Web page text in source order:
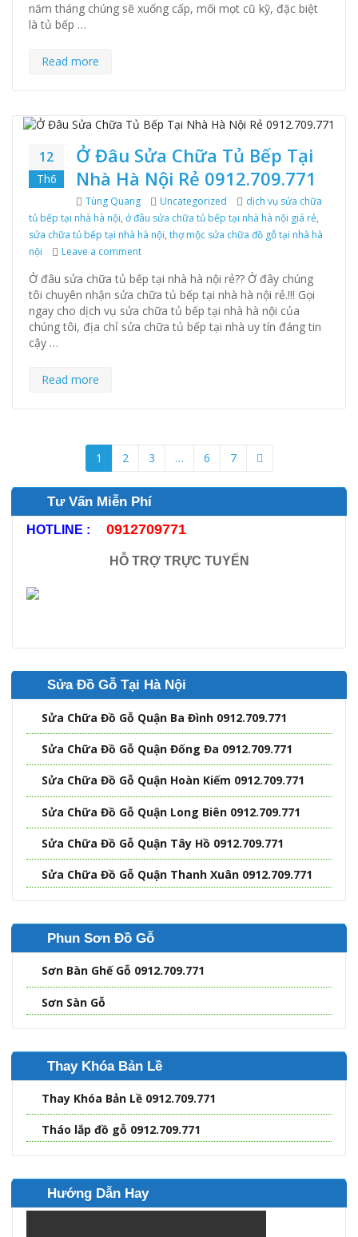
năm tháng chúng sẽ xuống cấp, mối mọt cũ kỹ, đặc biệt
là tủ bếp …
Read more
12
Th6
Ở Đâu Sửa Chữa Tủ Bếp Tại
Nhà Hà Nội Rẻ 0912.709.771
Author
Tùng Quang Categories
Uncategorized Tags
dịch vụ sửa chữa
tủ bếp tại nhà hà nội, ở đâu sửa chữa tủ bếp tại nhà hà nội giá rẻ,
sửa chữa tủ bếp tại nhà hà nội, thợ mộc sửa chữa đồ gỗ tại nhà hà
nội
Leave a comment
Ở đâu sửa chữa tủ bếp tại nhà hà nội rẻ?? Ở đây chúng
tôi chuyên nhận sửa chữa tủ bếp tại nhà hà nội rẻ.!!! Gọi
ngay cho dịch vụ sửa chữa tủ bếp tại nhà hà nội của
chúng tôi, địa chỉ sửa chữa tủ bếp tại nhà uy tín đáng tin
cậy …
Read more
1 2 3 … 6 7
Tư Vấn Miễn Phí
HOTLINE : 0912709771
HỖ TRỢ TRỰC TUYẾN
Sửa Đồ Gỗ Tại Hà Nội
Sửa Chữa Đồ Gỗ Quận Ba Đình 0912.709.771
Sửa Chữa Đồ Gỗ Quận Đống Đa 0912.709.771
Sửa Chữa Đồ Gỗ Quận Hoàn Kiếm 0912.709.771
Sửa Chữa Đồ Gỗ Quận Long Biên 0912.709.771
Sửa Chữa Đồ Gỗ Quận Tây Hồ 0912.709.771
Sửa Chữa Đồ Gỗ Quận Thanh Xuân 0912.709.771
Phun Sơn Đồ Gỗ
Sơn Bàn Ghế Gỗ 0912.709.771
Sơn Sàn Gỗ
Thay Khóa Bản Lề
Thay Khóa Bản Lề 0912.709.771
Tháo lắp đồ gỗ 0912.709.771
Hướng Dẫn Hay